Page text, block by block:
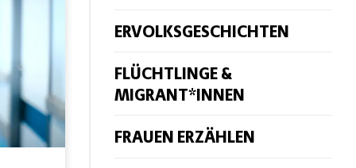
ERVOLKSGESCHICHTEN
FLÜCHTLINGE &
MIGRANT*INNEN
FRAUEN ERZÄHLEN